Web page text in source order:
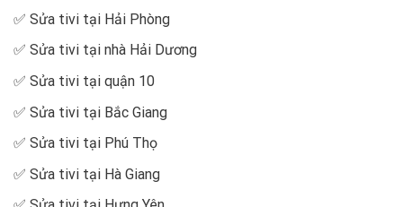
✅ Sửa tivi tại Hải Phòng
✅ Sửa tivi tại nhà Hải Dương
✅ Sửa tivi tại quận 10
✅ Sửa tivi tại Bắc Giang
✅ Sửa tivi tại Phú Thọ
✅ Sửa tivi tại Hà Giang